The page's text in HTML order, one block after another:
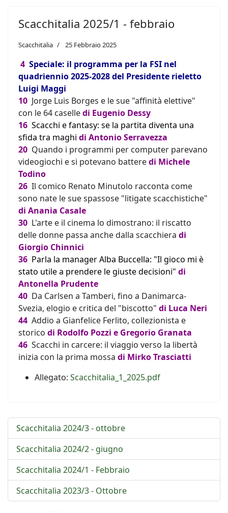
Scacchitalia 2025/1 - febbraio
Scacchitalia 25 Febbraio 2025
4 Speciale: il programma per la FSI nel
quadriennio 2025-2028 del Presidente rieletto
Luigi Maggi
10 Jorge Luis Borges e le sue "affinità elettive"
con le 64 caselledi Eugenio Dessy
16 Scacchi e fantasy: se la partita diventa una
sfida tra maghi di Antonio Serravezza
20 Quando i programmi per computer parevano
videogiochi e si potevano batteredi Michele
Todino
26 Il comico Renato Minutolo racconta come
sono nate le sue spassose "litigate scacchistiche"
di Anania Casale
30 L'arte e il cinema lo dimostrano: il riscatto
delle donne passa anche dalla scacchiera di
Giorgio Chinnici
36 Parla la manager Alba Buccella: "Il gioco mi è
stato utile a prendere le giuste decisioni" di
Antonella Prudente
40 Da Carlsen a Tamberi, fino a Danimarca-
Svezia, elogio e critica del "biscotto" di Luca Neri
44 Addio a Gianfelice Ferlito, collezionista e
storico di Rodolfo Pozzi e Gregorio Granata
46 Scacchi in carcere: il viaggio verso la libertà
inizia con la prima mossa di Mirko Trasciatti
Allegato: Scacchitalia_1_2025.pdf
Scacchitalia 2024/3 - ottobre
Scacchitalia 2024/2 - giugno
Scacchitalia 2024/1 - Febbraio
Scacchitalia 2023/3 - Ottobre